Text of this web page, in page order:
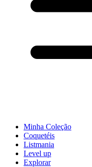
Minha Coleção
Coquetéis
Listmania
Level up
Explorar